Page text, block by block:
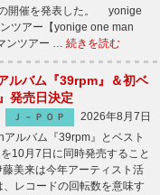
開催を発表した。 yonige
ツアー【yonige one man
ンツアー … 続きを読む
ルバム『39rpm』＆初ベ
発売日決定
Ｊ－ＰＯＰ
2026年8月7日
ルバム『39rpm』とベスト
10月7日に同時発売すること
美来は今年アーティスト活
レコードの回転数を意味す